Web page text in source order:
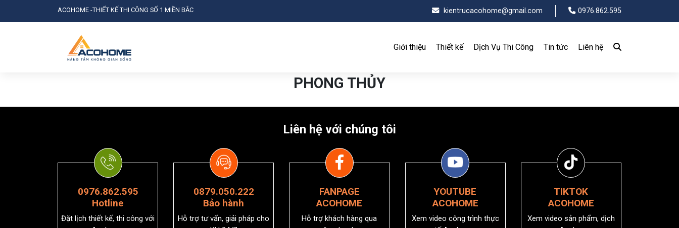
ACOHOME -THIẾT KẾ THI CÔNG SỐ 1 MIỀN BẮC kientrucacohome@gmail.com 0976.862.595
Giới thiệu Thiết kế Dịch Vụ Thi Công Tin tức Liên hệ
PHONG THỦY
Liên hệ với chúng tôi
0976.862.595
Hotline
Đặt lịch thiết kế, thi công với
0879.050.222
Bảo hành
Hỗ trợ tư vấn, giải pháp cho
FANPAGE
ACOHOME
Hỗ trợ khách hàng qua
YOUTUBE
ACOHOME
Xem video công trình thực
TIKTOK
ACOHOME
Xem video sản phẩm, dịch